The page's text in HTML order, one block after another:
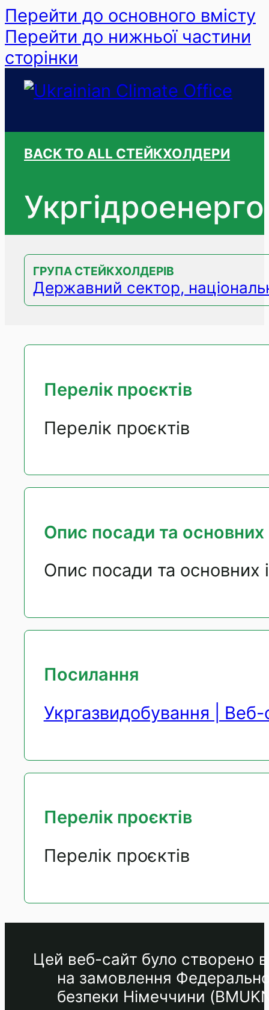
Перейти до основного вмісту
Перейти до нижньої частини
сторінки
BACK TO ALL СТЕЙКХОЛДЕРИ
Укргiдроенерго
ГРУПА СТЕЙКХОЛДЕРІВ
Державний сектор,
Перелік проєктів
Перелік проєктів
Опис посади та основних
Опис посади та основних
Посилання
Укргазвидобування | Веб-
Перелік проєктів
Перелік проєктів
Цей веб-сайт було створено
на замовлення
безпеки Німеччини